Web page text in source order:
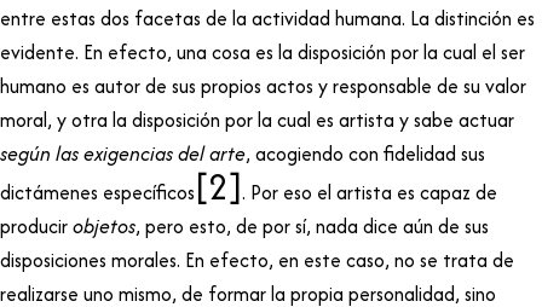
entre estas dos facetas de la actividad humana. La distinción es
evidente. En efecto, una cosa es la disposición por la cual el ser
humano es autor de sus propios actos y responsable de su valor
moral, y otra la disposición por la cual es artista y sabe actuar
según las exigencias del arte, acogiendo con fidelidad sus
dictámenes específicos[2]. Por eso el artista es capaz de
producirobjetos, pero esto, de por sí, nada dice aún de sus
disposiciones morales. En efecto, en este caso, no se trata de
realizarse uno mismo, de formar la propia personalidad, sino